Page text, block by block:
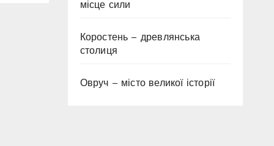
місце сили
Коростень – древлянська
столиця
Овруч – місто великої історії